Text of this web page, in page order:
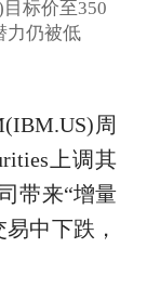
目标价至350
力仍被低
周
上调其
带来“增量
中下跌，